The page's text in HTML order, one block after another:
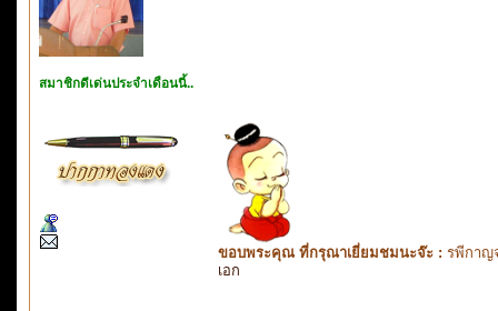
สมาชิกดีเด่นประจำเดือนนี้..
ขอบพระคุณ ที่กรุณาเยี่ยมชมนะจ๊ะ : รพีกาญ
เอก